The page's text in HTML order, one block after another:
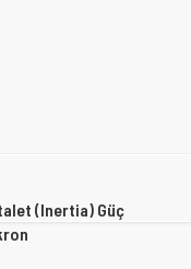
(Inertia) Güç